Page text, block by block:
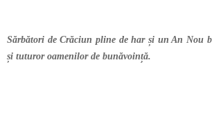
Sărbători de Crăciun pline de har și un An Nou
și tuturor oamenilor de bunăvoință.